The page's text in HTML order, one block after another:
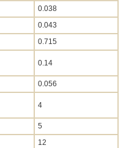
0.038
0.043
0.715
0.14
0.056
4
5
12